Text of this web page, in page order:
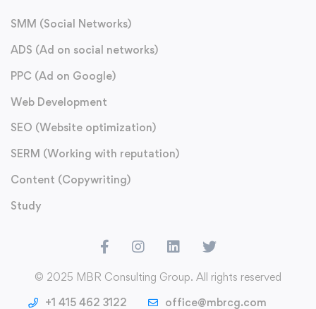
SMM (Social Networks)
ADS (Ad on social networks)
PPC (Ad on Google)
Web Development
SEO (Website optimization)
SERM (Working with reputation)
Content (Copywriting)
Study
© 2025 MBR Consulting Group. All rights reserved
+1 415 462 3122
office@mbrcg.com